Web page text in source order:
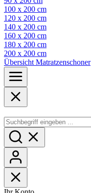
100 x 200 cm
120 x 200 cm
140 x 200 cm
160 x 200 cm
180 x 200 cm
200 x 200 cm
Übersicht Matratzenschoner